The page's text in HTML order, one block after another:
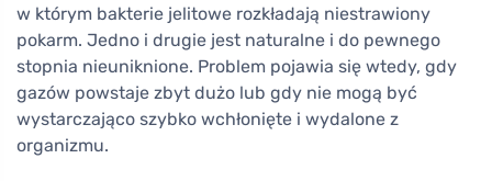
w którym bakterie jelitowe rozkładają niestrawiony
pokarm. Jedno i drugie jest naturalne i do pewnego
stopnia nieuniknione. Problem pojawia się wtedy, gdy
gazów powstaje zbyt dużo lub gdy nie mogą być
wystarczająco szybko wchłonięte i wydalone z
organizmu.